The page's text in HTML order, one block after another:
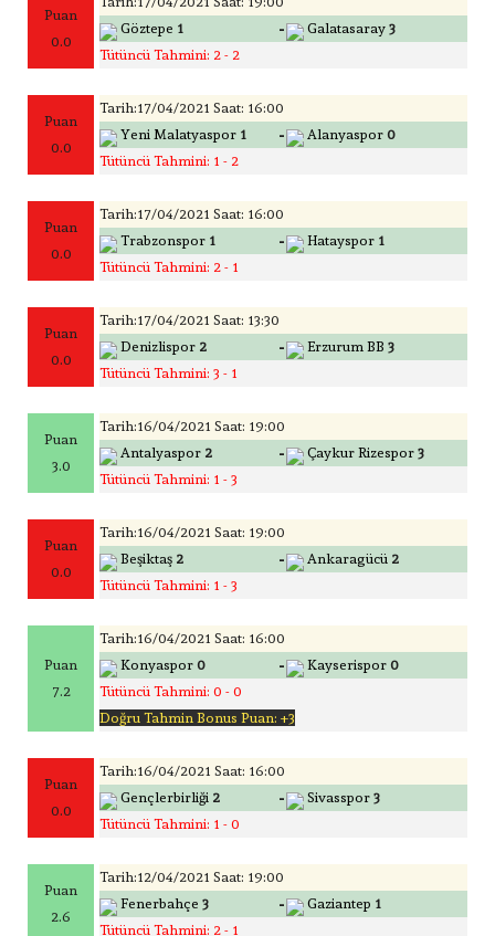
Puan
0.0
Göztepe 1 - Galatasaray 3
Tütüncü Tahmini: 2 - 2
Puan
0.0
Tarih:17/04/2021 Saat: 16:00
Yeni Malatyaspor 1 - Alanyaspor 0
Tütüncü Tahmini: 1 - 2
Puan
0.0
Tarih:17/04/2021 Saat: 16:00
Trabzonspor 1 - Hatayspor 1
Tütüncü Tahmini: 2 - 1
Puan
0.0
Tarih:17/04/2021 Saat: 13:30
Denizlispor 2 - Erzurum BB 3
Tütüncü Tahmini: 3 - 1
Puan
3.0
Tarih:16/04/2021 Saat: 19:00
Antalyaspor 2 - Çaykur Rizespor 3
Tütüncü Tahmini: 1 - 3
Puan
0.0
Tarih:16/04/2021 Saat: 19:00
Beşiktaş 2 - Ankaragücü 2
Tütüncü Tahmini: 1 - 3
Puan
7.2
Tarih:16/04/2021 Saat: 16:00
Konyaspor 0 - Kayserispor 0
Tütüncü Tahmini: 0 - 0
Doğru Tahmin Bonus Puan: +3
Puan
0.0
Tarih:16/04/2021 Saat: 16:00
Gençlerbirliği 2 - Sivasspor 3
Tütüncü Tahmini: 1 - 0
Puan
2.6
Tarih:12/04/2021 Saat: 19:00
Fenerbahçe 3 - Gaziantep 1
Tütüncü Tahmini: 2 - 1